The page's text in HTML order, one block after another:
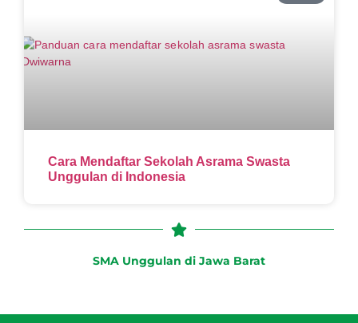
Cara Mendaftar Sekolah Asrama Swasta
Unggulan di Indonesia
SMA Unggulan di Jawa Barat